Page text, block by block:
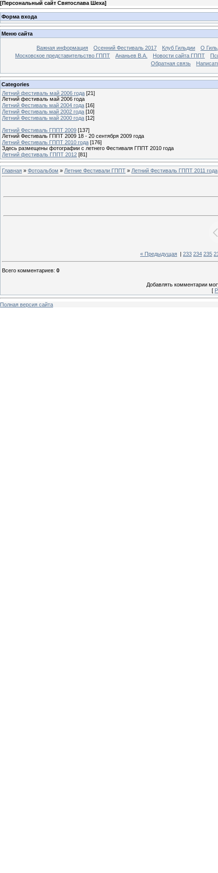
[Персональный сайт Святослава Шеха]
Форма входа
Меню сайта
Важная информация Осенний Фестиваль 2017 Клуб Гильдии
О
Московское представительство ГППТ
Ананьев В.А. Новости сайта ГППТ
Обратная связь
Categories
Летний фестиваль май 2006 года [21]
Летний фестиваль май 2006 года
Летний Фестиваль май 2004 года [16]
Летний Фестиваль май 2002 года [10]
Летний Фестиваль май 2000 года [12]
Летний Фестиваль ГППТ 2009 [137]
Летний Фестиваль ГППТ 2009 18 - 20 сентября 2009 года
Летний Фестиваль ГППТ 2010 года [176]
Здесь размещены фотографии с летнего Фестиваля ГППТ 2010 года
Летний фестиваль ГППТ 2012 [81]
Главная » Фотоальбом » Летние Фестивали ГППТ » Летний Фестиваль ГППТ 2011 года
« Предыдущая 233 234 235
Всего комментариев: 0
Добавлять комментарии
[
Полная версия сайта